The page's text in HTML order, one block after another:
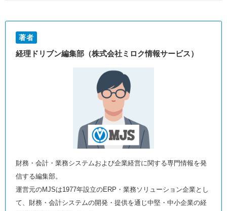
著者
経理ドリブン編集部（株式会社ミロク情報サービス）
財務・会計・業務システムおよび企業経営に関する専門情報を発
信する編集部。
運営元のMJSは1977年設立のERP・業務ソリューション企業とし
て、財務・会計システムの開発・提供を通じ中堅・中小企業の経